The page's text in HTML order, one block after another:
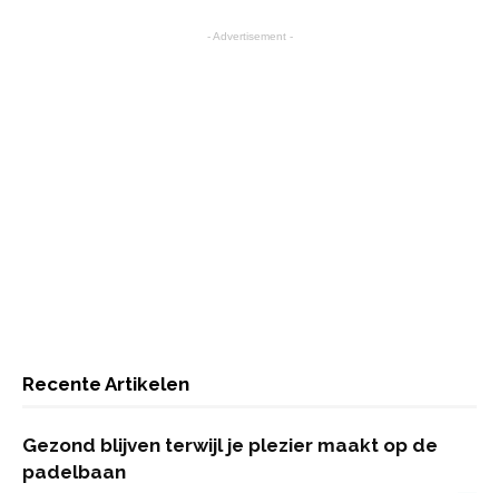
- Advertisement -
Recente Artikelen
Gezond blijven terwijl je plezier maakt op de
padelbaan